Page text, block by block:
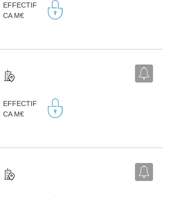
EFFECTIF
CA M€
EFFECTIF
CA M€